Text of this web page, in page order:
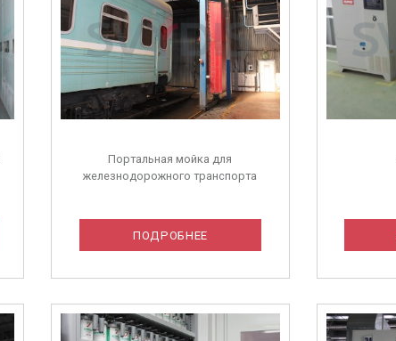
Портальная мойка для
железнодорожного транспорта
ПОДРОБНЕЕ